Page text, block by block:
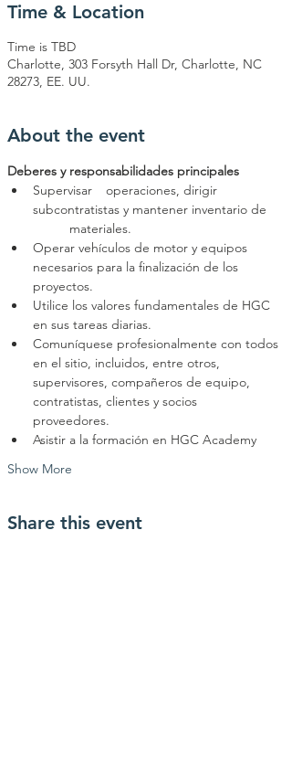
Time & Location
Time is TBD
Charlotte, 303 Forsyth Hall Dr, Charlotte, NC
28273, EE. UU.
About the event
Deberes y responsabilidades principales
Supervisar 	operaciones, dirigir
subcontratistas y mantener inventario de
	materiales.
Operar vehículos de motor y equipos
necesarios para la finalización de los
proyectos.
Utilice los valores fundamentales de HGC
en sus tareas diarias.
Comuníquese profesionalmente con todos
en el sitio, incluidos, entre otros,
supervisores, compañeros de equipo,
contratistas, clientes y socios
proveedores.
Asistir a la formación en HGC Academy
Show More
Share this event